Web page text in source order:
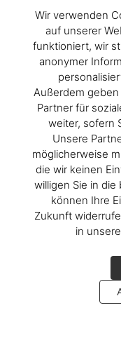
Wir verwenden
auf unserer
funktioniert, wir
anonymer
Außerdem
Partner für
weiter, sofern
Unsere
möglicherweise
die wir keinen
willigen Sie in die
können Ihre
Zukunft
in